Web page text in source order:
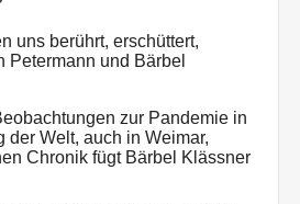
uns berührt, erschüttert,
Petermann und Bärbel
zur Pandemie in
der Welt, auch in Weimar,
Chronik fügt Bärbel Klässner